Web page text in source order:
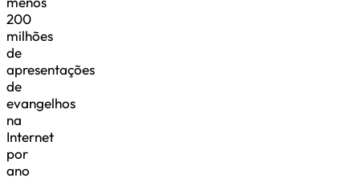
200
milhões
de
apresentações
de
evangelhos
na
Internet
por
ano